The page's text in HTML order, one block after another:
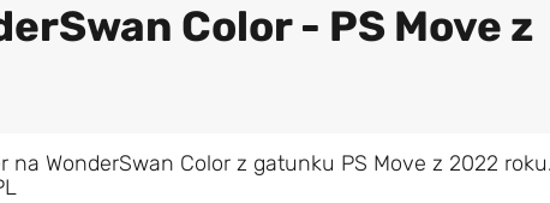
Color - PS Move z
WonderSwan Color z gatunku PS Move z 2022